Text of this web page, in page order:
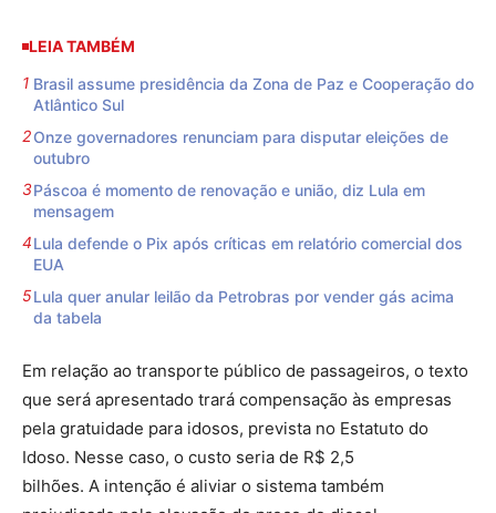
LEIA TAMBÉM
Brasil assume presidência da Zona de Paz e Cooperação do
Atlântico Sul
Onze governadores renunciam para disputar eleições de
outubro
Páscoa é momento de renovação e união, diz Lula em
mensagem
Lula defende o Pix após críticas em relatório comercial dos
EUA
Lula quer anular leilão da Petrobras por vender gás acima
da tabela
Em relação ao transporte público de passageiros, o texto
que será apresentado trará compensação às empresas
pela gratuidade para idosos, prevista no Estatuto do
Idoso. Nesse caso, o custo seria de R$ 2,5
bilhões. A intenção é aliviar o sistema também